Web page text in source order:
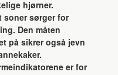
hjørner.
soner sørger for
Den måten
på sikrer også jevn
er for